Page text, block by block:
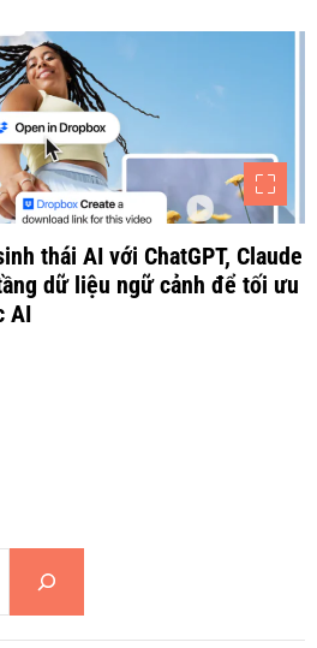
thái AI với ChatGPT, Claude
dữ liệu ngữ cảnh để tối ưu
AI